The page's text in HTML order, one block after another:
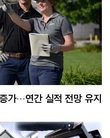
가…연간 실적 전망 유지